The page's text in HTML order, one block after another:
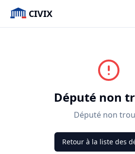
CIVIX
Député non
Député non
Retour à la liste des